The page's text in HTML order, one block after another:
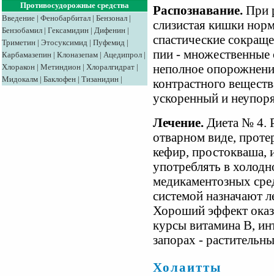
Противосудорожные средства
Введение | Фенобарбитал | Бензонал |
Бензобамил | Гексамидин | Дифенин |
Триметин | Этосуксимид | Пуфемид |
Карбамазепин | Клоназепам | Ацедипрол |
Хлоракон | Метиндион | Хлоралгидрат |
Мидокалм | Баклофен | Тизанидин |
Распознавание. При
слизистая кишки
спастические
пии -
неполное
контрастного
ускоренный и
Лечение. Диета № 4.
отварном виде,
кефир, простокваша,
употреблять в
медикаментозных
системой назначают
Хороший эффект
курсы витамина В,
запорах -
Холаитты